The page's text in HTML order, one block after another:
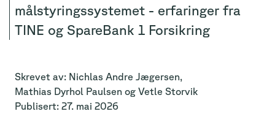
målstyringssystemet - erfaringer fra
TINE og SpareBank 1 Forsikring
Skrevet av: Nichlas Andre Jægersen,
Mathias Dyrhol Paulsen og Vetle Storvik
Publisert: 27. mai 2026